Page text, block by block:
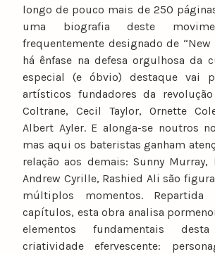
longo de pouco mais de 250
uma biografia deste
frequentemente designado de “New
há ênfase na defesa orgulhosa da
especial (e óbvio) destaque vai
artísticos fundadores da
Coltrane, Cecil Taylor, Ornette
Albert Ayler. E alonga-se noutros
mas aqui os bateristas ganham
relação aos demais: Sunny Murray,
Andrew Cyrille, Rashied Ali são
múltiplos momentos. Repartida
capítulos, esta obra analisa
elementos fundamentais
criatividade efervescente: